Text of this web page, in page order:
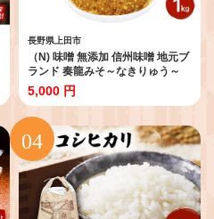
長野県上田市
（N) 味噌 無添加 信州味噌 地元ブ
ランド 奏龍みそ～なきりゅう～
1kg みそ バランスの良い中甘口
米みそ 米味噌 ミソ 調味料 信州 信
州みそ 天然醸造 奏龍 長野県 長野
上田市 上田 株式会社大桂商店
[№5312-0036]
5,000 円